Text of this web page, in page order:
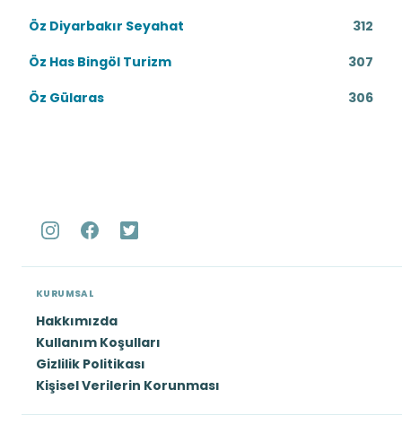
Öz Diyarbakır Seyahat
312
Öz Has Bingöl Turizm
307
Öz Gülaras
306
KURUMSAL
Hakkımızda
Kullanım Koşulları
Gizlilik Politikası
Kişisel Verilerin Korunması